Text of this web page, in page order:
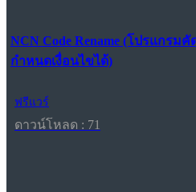
NCN Code Rename (โปรแกรม
กำหนดเงื่อนไขได้)
ฟรีแวร์
ดาวน์โหลด : 71